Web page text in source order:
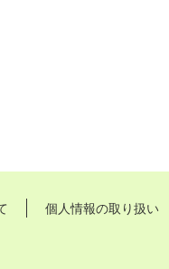
個人情報の取り扱い